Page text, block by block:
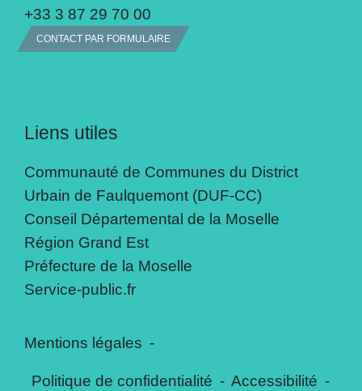
+33 3 87 29 70 00
CONTACT PAR FORMULAIRE
Liens utiles
Communauté de Communes du District
Urbain de Faulquemont (DUF-CC)
Conseil Départemental de la Moselle
Région Grand Est
Préfecture de la Moselle
Service-public.fr
Mentions légales -
Politique de confidentialité - Accessibilité -